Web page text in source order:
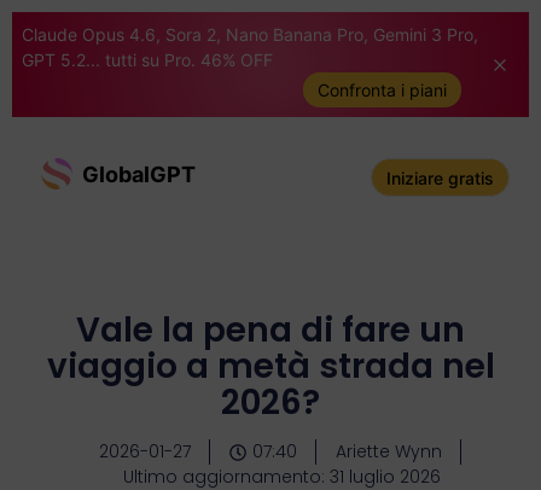
Claude Opus 4.6, Sora 2, Nano Banana Pro, Gemini 3 Pro,
GPT 5.2... tutti su Pro. 46% OFF
Confronta i piani
GlobalGPT Iniziare gratis
Vale la pena di fare un
viaggio a metà strada nel
2026?
2026-01-27 07:40
Ariette Wynn
Ultimo aggiornamento: 31 luglio 2026